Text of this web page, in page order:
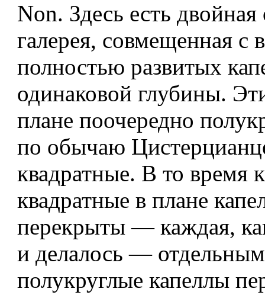
Non. Здесь есть двойная
галерея, совмещенная с
полностью развитых
одинаковой глубины.
плане поочередно
по обычаю
квадратные. В то время
квадратные в плане
перекрыты — каждая,
и делалось —
полукруглые капеллы